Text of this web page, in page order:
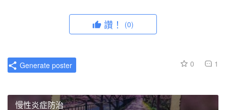
讚！ (0)
0 1
Generate poster
慢性炎症防治